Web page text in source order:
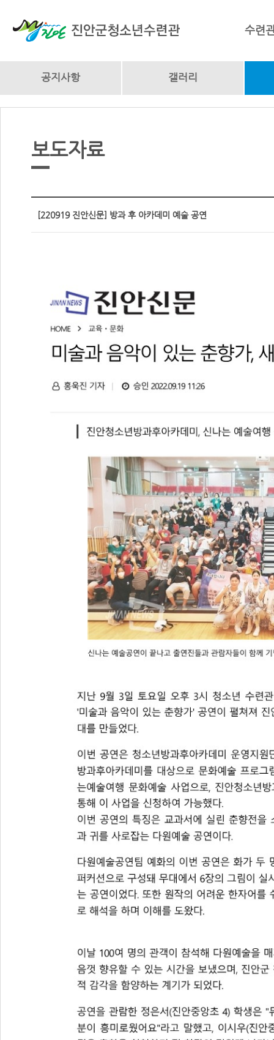
수련
공지사항 갤러리
보도자료
[220919 진안신문] 방과 후 아카데미 예술 공연